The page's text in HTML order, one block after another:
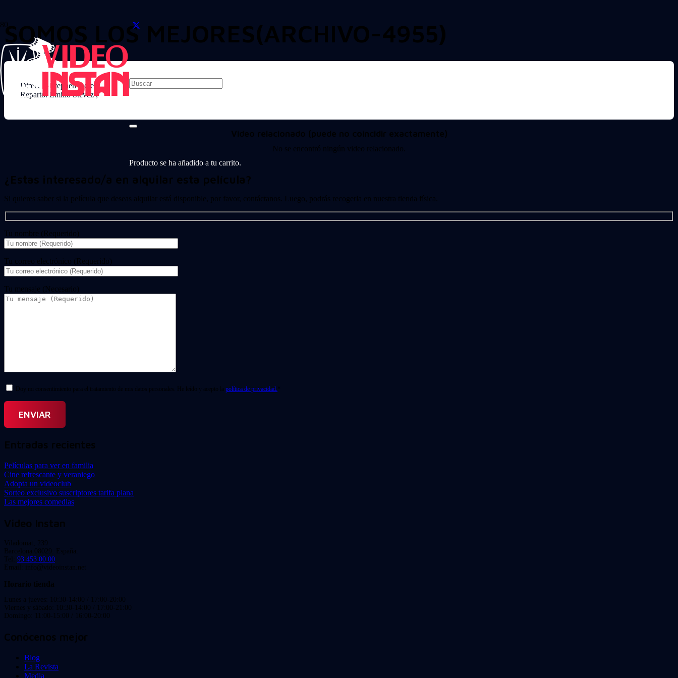
Producto se ha añadido a tu carrito.
SOMOS LOS MEJORES(ARCHIVO-4955)
Director: Stephen Herek
Reparto: Emilio Stevez ,
Video relacionado (puede no coincidir exactamente)
No se encontró ningún video relacionado.
¿Estas interesado/a en alquilar esta película?
Si quieres saber si la película que deseas alquilar está disponible, por favor, contáctanos. Luego, podrás recogerla en nuestra tienda física.
Tu nombre (Requerido)
Tu correo electrónico (Requerido)
Tu mensaje (Necesario)
Doy mi consentimiento para el tratamiento de mis datos personales. He leído y acepto la política de privacidad. *
Entradas recientes
Películas para ver en familia
Cine refrescante y veraniego
Adopta un videoclub
Sorteo exclusivo suscriptores tarifa plana
Las mejores comedias
Video Instan
Viladomat, 239
Barcelona 08029. España.
Tel: 93 453 00 00
Email: info@videoinstan.net
Horario tienda
Lunes a jueves: 10:30-14:00 / 17:00-20:00
Viernes y sábado: 10:30-14:00 / 17:00-21:00
Domingo: 11:00-15:00 / 16:00-20:00
Conócenos mejor
Blog
La Revista
Media